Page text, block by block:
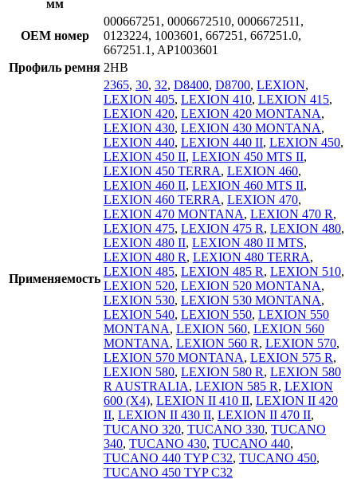
мм
OEM номер
000667251, 0006672510, 0006672511,
0123224, 1003601, 667251, 667251.0,
667251.1, AP1003601
Профиль ремня 2HB
Применяемость
2365, 30, 32, D8400, D8700, LEXION,
LEXION 405, LEXION 410, LEXION 415,
LEXION 420, LEXION 420 MONTANA,
LEXION 430, LEXION 430 MONTANA,
LEXION 440, LEXION 440 II, LEXION 450,
LEXION 450 II, LEXION 450 MTS II,
LEXION 450 TERRA, LEXION 460,
LEXION 460 II, LEXION 460 MTS II,
LEXION 460 TERRA, LEXION 470,
LEXION 470 MONTANA, LEXION 470 R,
LEXION 475, LEXION 475 R, LEXION 480,
LEXION 480 II, LEXION 480 II MTS,
LEXION 480 R, LEXION 480 TERRA,
LEXION 485, LEXION 485 R, LEXION 510,
LEXION 520, LEXION 520 MONTANA,
LEXION 530, LEXION 530 MONTANA,
LEXION 540, LEXION 550, LEXION 550
MONTANA, LEXION 560, LEXION 560
MONTANA, LEXION 560 R, LEXION 570,
LEXION 570 MONTANA, LEXION 575 R,
LEXION 580, LEXION 580 R, LEXION 580
R AUSTRALIA, LEXION 585 R, LEXION
600 (X4), LEXION II 410 II, LEXION II 420
II, LEXION II 430 II, LEXION II 470 II,
TUCANO 320, TUCANO 330, TUCANO
340, TUCANO 430, TUCANO 440,
TUCANO 440 TYP C32, TUCANO 450,
TUCANO 450 TYP C32